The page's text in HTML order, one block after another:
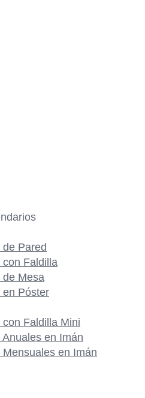
Pared
con Faldilla
de Mesa
en Póster
Faldilla Mini
en Imán
en Imán